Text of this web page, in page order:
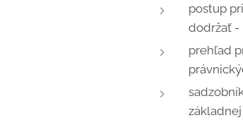
postup
dodržať -
prehľad